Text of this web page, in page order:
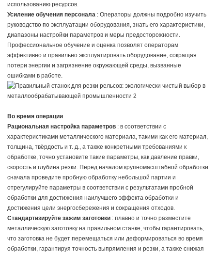
использованию ресурсов.
Усиление обучения персонала : Операторы должны подробно изучить
руководство по эксплуатации оборудования, знать его характеристики,
диапазоны настройки параметров и меры предосторожности.
Профессиональное обучение и оценка позволят операторам
эффективно и правильно эксплуатировать оборудование, сокращая
потери энергии и загрязнение окружающей среды, вызванные
ошибками в работе.
Во время операции
Рациональная настройка параметров : в соответствии с
характеристиками металлического материала, такими как его материал,
толщина, твёрдость и т. д., а также конкретными требованиями к
обработке, точно установите такие параметры, как давление правки,
скорость и глубина резки. Перед началом крупномасштабной обработки
сначала проведите пробную обработку небольшой партии и
отрегулируйте параметры в соответствии с результатами пробной
обработки для достижения наилучшего эффекта обработки и
достижения цели энергосбережения и сокращения отходов.
Стандартизируйте зажим заготовки : плавно и точно разместите
металлическую заготовку на правильном станке, чтобы гарантировать,
что заготовка не будет перемещаться или деформироваться во время
обработки, гарантируя точность выпрямления и резки, а также снижая